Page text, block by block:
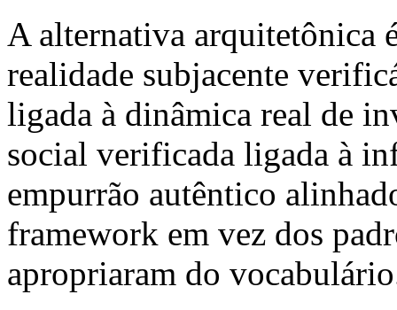
A alternativa arquitetônica
realidade subjacente
ligada à dinâmica real de
social verificada ligada à
empurrão autêntico
framework em vez dos
apropriaram do